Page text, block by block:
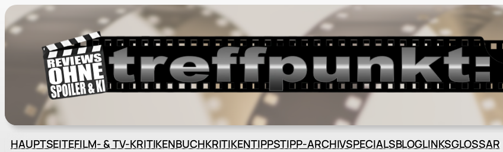
Zum
Inhalt
springen
HAUPTSEITEFILM- & TV-KRITIKENBUCHKRITIKENTIPPSTIPP-ARCHIVSPECIALSBLOGLINKSGLOSSAR